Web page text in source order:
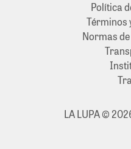
Política
Términos
Normas
LA LUPA ©